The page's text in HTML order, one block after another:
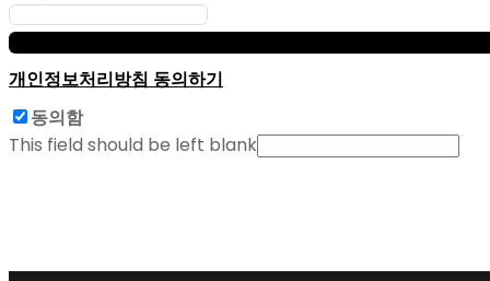
개인정보처리방침 동의하기
동의함
This field should be left blank